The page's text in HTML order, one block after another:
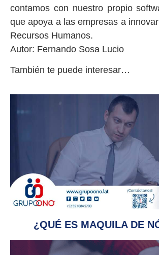
contamos con nuestro propio
que apoya a las empresas a
Recursos Humanos.
Autor: Fernando Sosa Lucio
También te puede interesar…
¿QUÉ ES MAQUILA DE